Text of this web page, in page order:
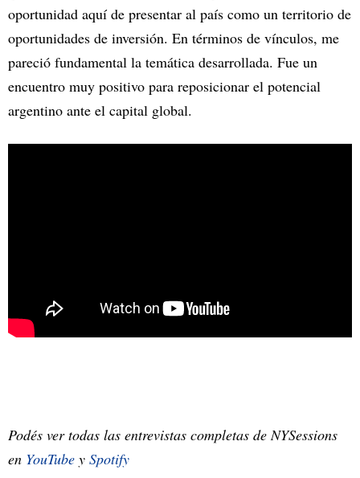
oportunidad aquí de presentar al país como un territorio de
oportunidades de inversión. En términos de vínculos, me
pareció fundamental la temática desarrollada. Fue un
encuentro muy positivo para reposicionar el potencial
argentino ante el capital global.
Podés ver todas las entrevistas completas de NYSessions
en YouTube y Spotify